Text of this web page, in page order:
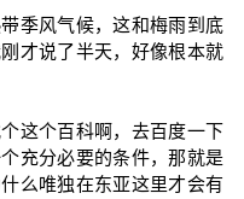
季风气候，这和梅雨到底
才说了半天，好像根本就
这个百科啊，去百度一下
充分必要的条件，那就是
么唯独在东亚这里才会有